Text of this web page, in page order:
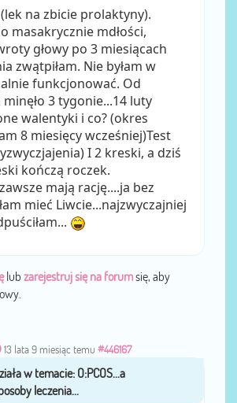
na zbicie prolaktyny).
masakrycznie mdłości,
głowy po 3 miesiącach
zwątpiłam. Nie byłam w
funkcjonować. Od
3 tygonie...14 luty
walentyki i co? (okres
8 miesięcy wcześniej)Test
I 2 kreski, a dziś
kończą roczek.
mają rację....ja bez
mieć Liwcie...najzwyczajniej
lub zarejestruj się na forumsię, aby
13 lata 9 miesiąc temu #446167
przezsylka